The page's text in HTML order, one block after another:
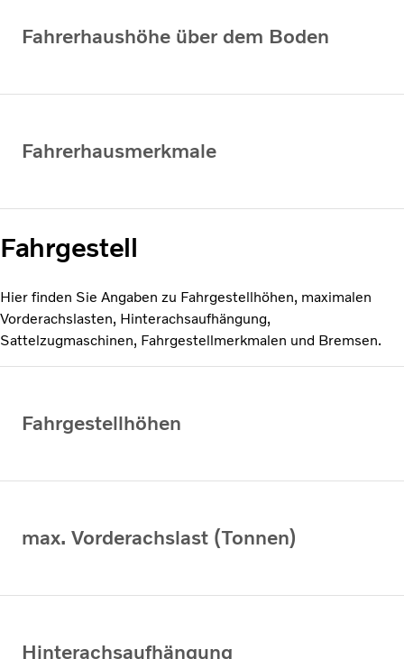
Fahrerhaushöhe über dem Boden
Fahrerhausmerkmale
Fahrgestell
Hier finden Sie Angaben zu Fahrgestellhöhen, maximalen
Vorderachslasten, Hinterachsaufhängung,
Sattelzugmaschinen, Fahrgestellmerkmalen und Bremsen.
Fahrgestellhöhen
max. Vorderachslast (Tonnen)
Hinterachsaufhängung